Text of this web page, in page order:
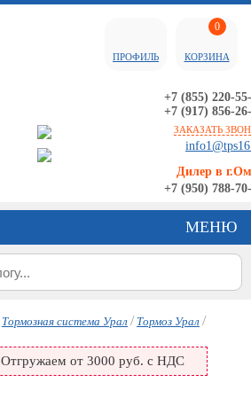
+7 (855) 220-
+7 (917) 856-
ЗАКАЗАТЬ
Дилер в
+7 (950) 788-
ПРОФИЛЬ
0
КОРЗИНА
МЕНЮ
Тормозная система Урал / Тормоз Урал /
Отгружаем от 3000 руб. с НДС